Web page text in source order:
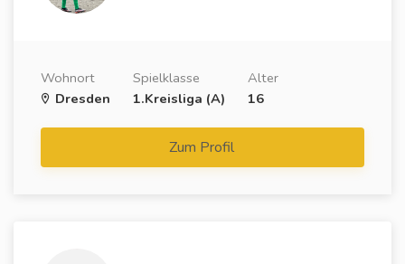
Wohnort
Dresden
Spielklasse
1.Kreisliga (A)
Alter
16
Zum Profil